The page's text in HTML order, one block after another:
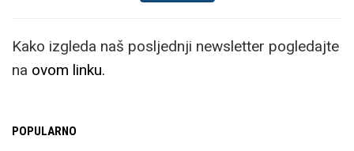
Kako izgleda naš posljednji newsletter pogledajte
na ovom linku.
POPULARNO